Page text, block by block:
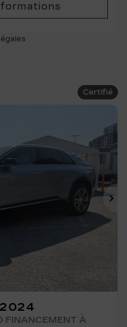
Certifié
FINANCEMENT À